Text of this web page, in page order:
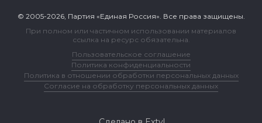
© 2005-2026, Партия «Единая Россия». Все права защищены.
При полном или частичном использовании материалов
ссылка на ресурс обязательна.
Пользовательское соглашение
Политика конфиденциальности
Политика в отношении обработки персональных данных
Согласие на обработку персональных данных